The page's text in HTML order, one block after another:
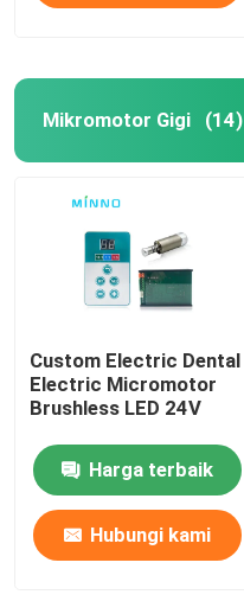
Mikromotor Gigi (14)
Custom Electric Dental
Electric Micromotor
Brushless LED 24V
Harga terbaik
Hubungi kami